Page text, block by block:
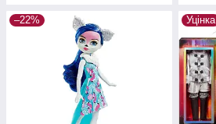
–22% Уцінка